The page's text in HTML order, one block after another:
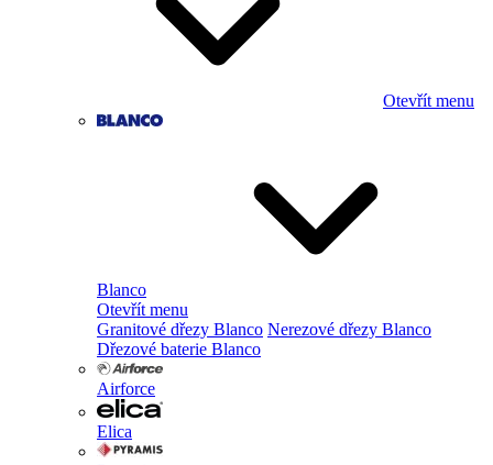
Otevřít menu
Blanco
Otevřít menu
Granitové dřezy Blanco Nerezové dřezy Blanco
Dřezové baterie Blanco
Airforce
Elica